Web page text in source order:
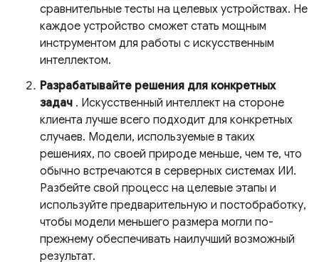
сравнительные тесты на целевых устройствах. Не
каждое устройство сможет стать мощным
инструментом для работы с искусственным
интеллектом.
Разрабатывайте решения для конкретных
задач . Искусственный интеллект на стороне
клиента лучше всего подходит для конкретных
случаев. Модели, используемые в таких
решениях, по своей природе меньше, чем те, что
обычно встречаются в серверных системах ИИ.
Разбейте свой процесс на целевые этапы и
используйте предварительную и постобработку,
чтобы модели меньшего размера могли по-
прежнему обеспечивать наилучший возможный
результат.